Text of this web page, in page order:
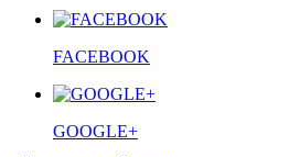
FACEBOOK
GOOGLE+